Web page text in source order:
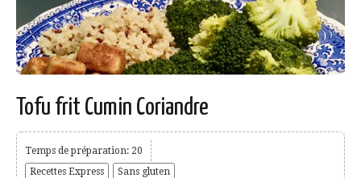
Tofu frit Cumin Coriandre
Temps de préparation: 20
Recettes Express
Sans gluten